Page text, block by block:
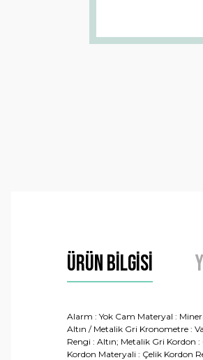
Ürün Bilgisi
Alarm : Yok Cam Materyal :
Altın / Metalik Gri Kronometre :
Rengi : Altın; Metalik Gri Kordon
Kordon Materyali : Çelik Kordon